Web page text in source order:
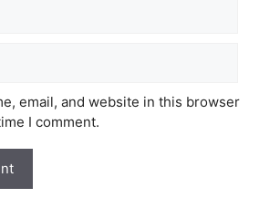
email, and website in this browser
I comment.